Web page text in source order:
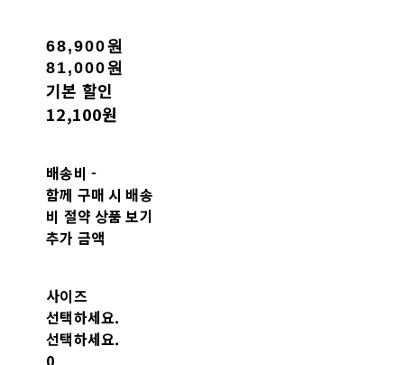
68,900원
81,000원
기본 할인
12,100원
배송비 -
함께 구매 시 배송
비 절약 상품 보기
추가 금액
사이즈
선택하세요.
선택하세요.
0